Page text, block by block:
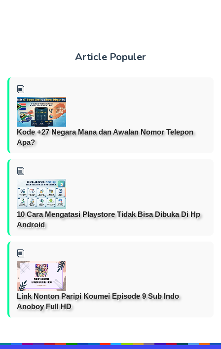
Article Populer
Kode +27 Negara Mana dan Awalan Nomor Telepon
Apa?
10 Cara Mengatasi Playstore Tidak Bisa Dibuka Di Hp
Android
Link Nonton Paripi Koumei Episode 9 Sub Indo
Anoboy Full HD